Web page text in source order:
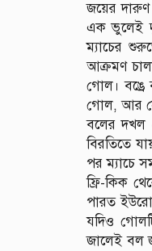
জয়ের দারুণ
এক ভুলেই
ম্যাচের
আক্রমণ
গোল। বঙ্রে
গোল, আর
বলের দখল
বিরতিতে
পর ম্যাচে
ফ্রি-কিক
পারত
যদিও
জালেই বল